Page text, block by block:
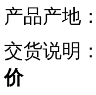
产品产地：
交货说明：
价